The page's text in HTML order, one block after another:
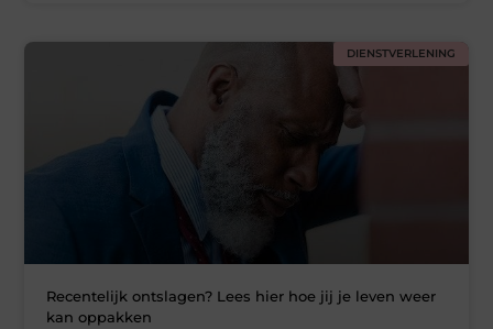
DIENSTVERLENING
Recentelijk ontslagen? Lees hier hoe jij je leven weer
kan oppakken